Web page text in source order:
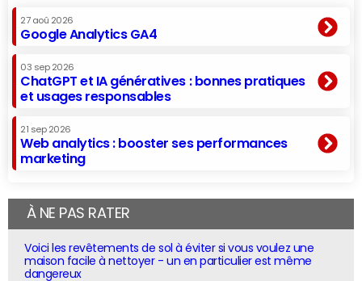
27 aoû 2026
Google Analytics GA4
03 sep 2026
ChatGPT et IA génératives : bonnes pratiques
et usages responsables
21 sep 2026
Web analytics : booster ses performances
marketing
À NE PAS RATER
Voici les revêtements de sol à éviter si vous voulez une
maison facile à nettoyer - un en particulier est même
dangereux